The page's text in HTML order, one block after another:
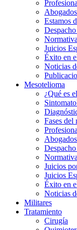
Estamos
Normativa
Juicios
Éxito en
Noticias
Mesotelioma
¿Qué es
Fases del
Normativa
Juicios
Juicios
Éxito en
Noticias
Militares
Tratamiento
Cirugía